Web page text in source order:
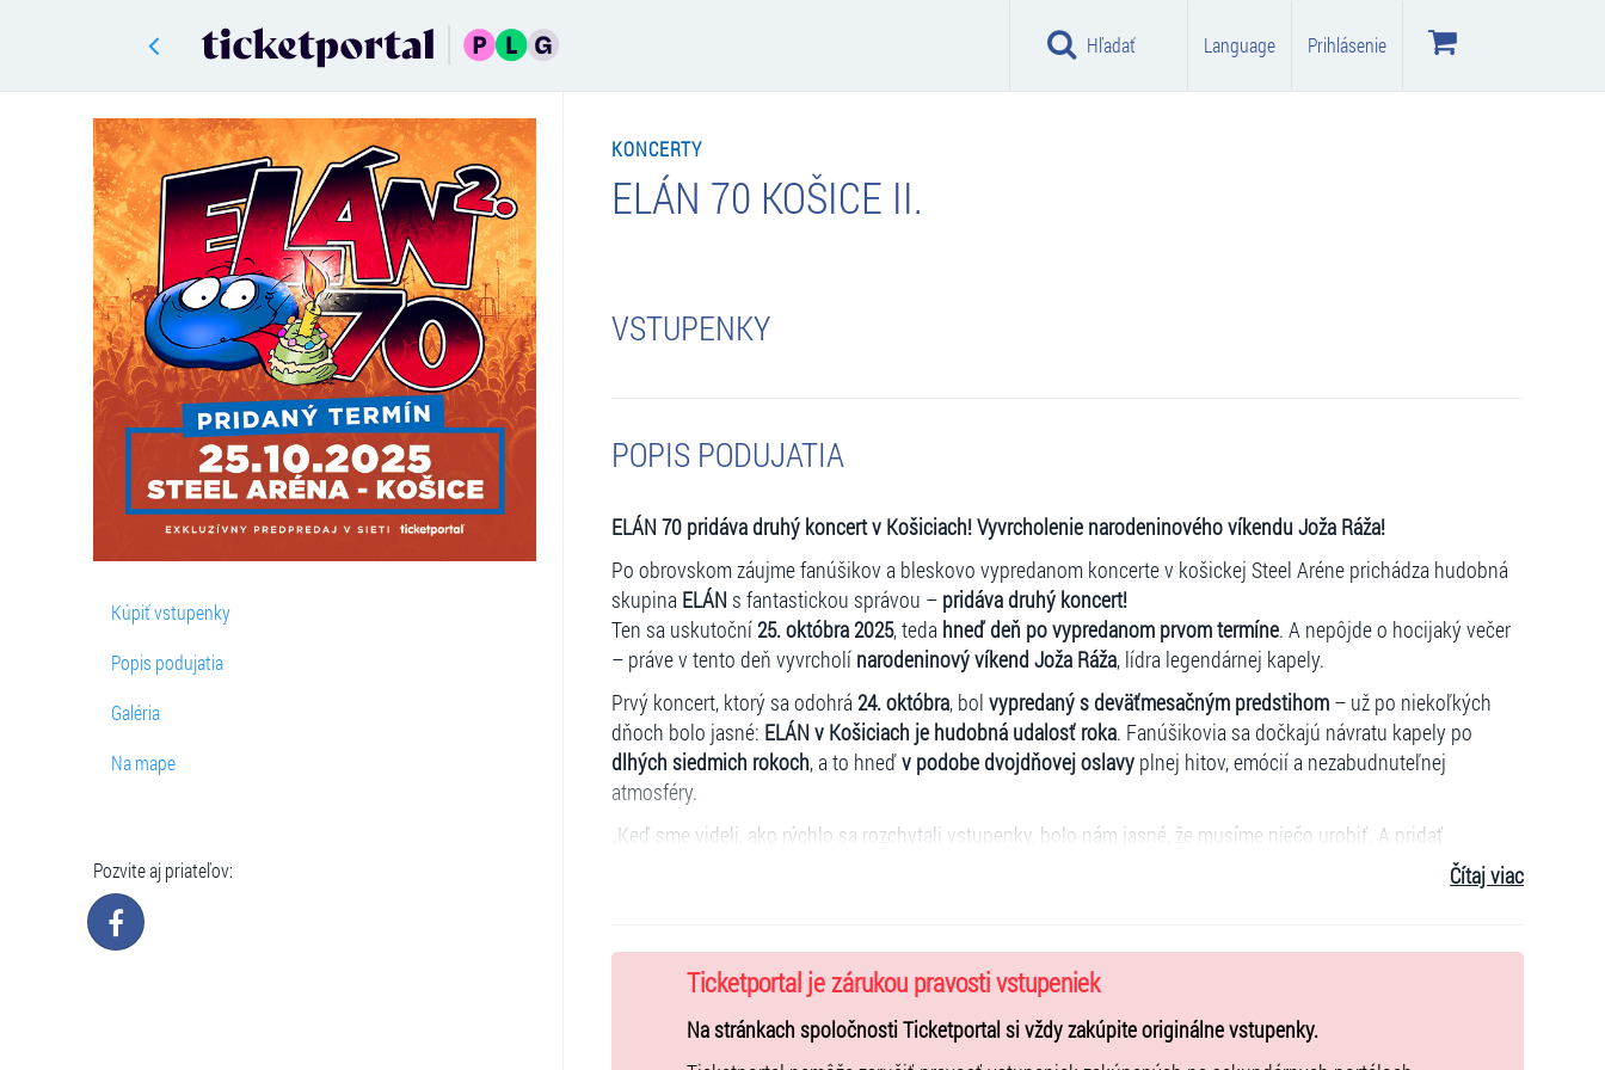
Hľadať Language Prihlásenie
Kúpiť vstupenky
Popis podujatia
Galéria
Na mape
Pozvite aj priateľov:
KONCERTY
ELÁN 70 KOŠICE II.
VSTUPENKY
POPIS PODUJATIA
ELÁN 70 pridáva druhý koncert v Košiciach! Vyvrcholenie narodeninového víkendu Joža Ráža!
Po obrovskom záujme fanúšikov a bleskovo vypredanom koncerte v košickej Steel Aréne prichádza hudobná
skupina ELÁN s fantastickou správou – pridáva druhý koncert!
Ten sa uskutoční 25. októbra 2025, teda hneď deň po vypredanom prvom termíne. A nepôjde o hocijaký večer
– práve v tento deň vyvrcholí narodeninový víkend Joža Ráža, lídra legendárnej kapely.
Prvý koncert, ktorý sa odohrá 24. októbra, bol vypredanýs deväťmesačným predstihom– už po niekoľkých
dňoch bolo jasné: ELÁN v Košiciach je hudobná udalosť roka. Fanúšikovia sa dočkajú návratu kapely po
dlhých siedmich rokoch, a to hneďv podobe dvojdňovej oslavyplnej hitov, emócií a nezabudnuteľnej
atmosféry.
„Keď sme videli, ako rýchlo sa rozchytali vstupenky, bolo nám jasné, že musíme niečo urobiť. A pridať
narodeninový koncert sa priamo ponúkalo,“ komentuje rozhodnutie kapely s úsmevom jej manažment.
neotáľať, záujem bude opäť obrovský.
Čítaj viac
Ticketportal je zárukou pravosti vstupeniek
Na stránkach spoločnosti Ticketportal si vždy zakúpite originálne vstupenky.